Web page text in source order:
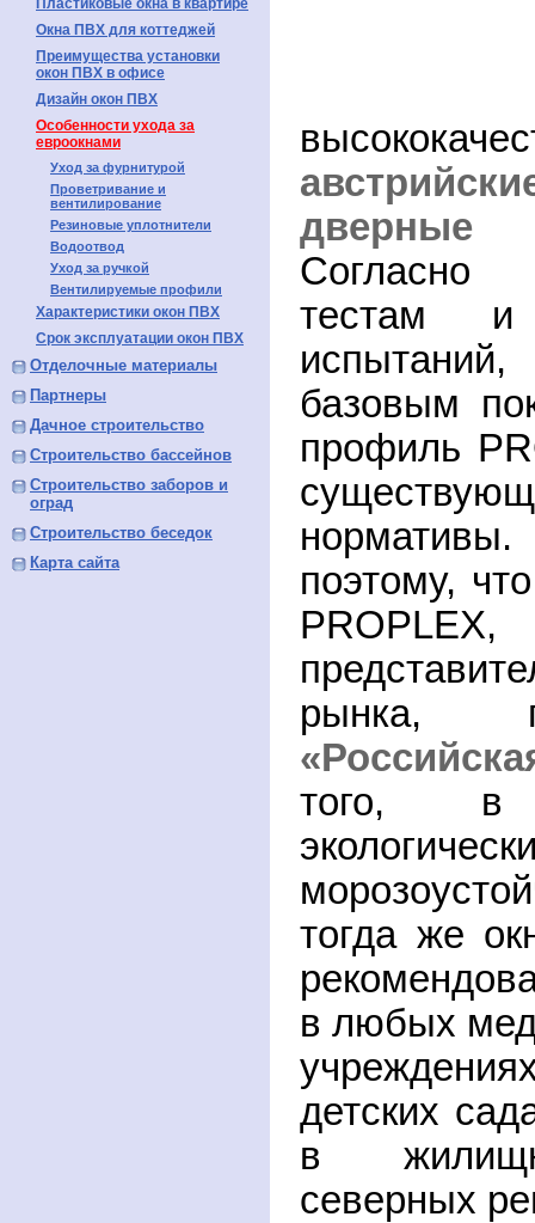
Пластиковые окна в квартире
Окна ПВХ для коттеджей
Преимущества установки
окон ПВХ в офисе
Дизайн окон ПВХ
Особенности ухода за
евроокнами
Уход за фурнитурой
Проветривание и
вентилирование
Резиновые уплотнители
Водоотвод
Уход за ручкой
Вентилируемые профили
Характеристики окон ПВХ
Срок эксплуатации окон ПВХ
Отделочные материалы
Партнеры
Дачное строительство
Строительство бассейнов
Строительство заборов и
оград
Строительство беседок
Карта сайта
тестам
базовым
профиль
поэтому,
PROPLEX,
рынка,
того, в
тогда же
в любых
детских
в
северных